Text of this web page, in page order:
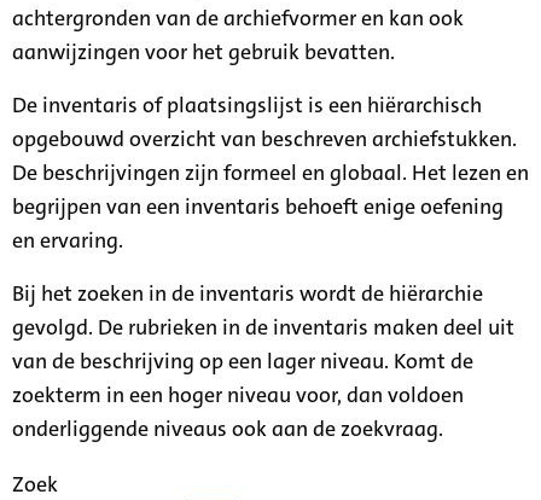
achtergronden van de archiefvormer en kan ook
aanwijzingen voor het gebruik bevatten.
De inventaris of plaatsingslijst is een hiërarchisch
opgebouwd overzicht van beschreven archiefstukken.
De beschrijvingen zijn formeel en globaal. Het lezen en
begrijpen van een inventaris behoeft enige oefening
en ervaring.
Bij het zoeken in de inventaris wordt de hiërarchie
gevolgd. De rubrieken in de inventaris maken deel uit
van de beschrijving op een lager niveau. Komt de
zoekterm in een hoger niveau voor, dan voldoen
onderliggende niveaus ook aan de zoekvraag.
Zoek